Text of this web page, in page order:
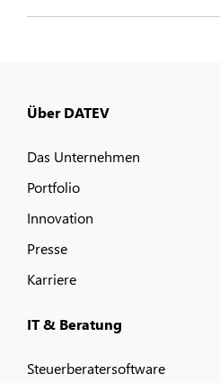
Über DATEV
Das Unternehmen
Portfolio
Innovation
Presse
Karriere
IT & Beratung
Steuerberatersoftware